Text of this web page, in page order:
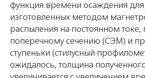
функция времени осаждения
изготовленных методом
распыления на постоянном токе,
поперечному сечению (СЭМ) и
ступеньки (стилусный
ожидалось, толщина